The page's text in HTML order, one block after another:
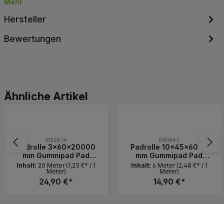
Hersteller
Bewertungen
Produktgalerie überspringen
Ähnliche Artikel
RIE2674
Padrolle 3x60x20000
mm Gummipad Pad
Terrassenpad
Gummigranulat
Gummiunterlage Isopad
Inhalt: 20 Meter (1,25 €* / 1
Meter)
24,90 €*
RIE1667
Padrolle 10x45x6000
mm Gummipad Pad
Terrassenpad
Gummigranulat
Gummiunterlage Isopad
Inhalt: 6 Meter (2,48 €* / 1
Meter)
14,90 €*